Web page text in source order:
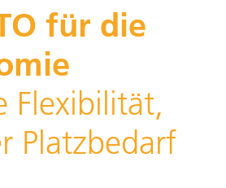
für die
Flexibilität,
Platzbedarf